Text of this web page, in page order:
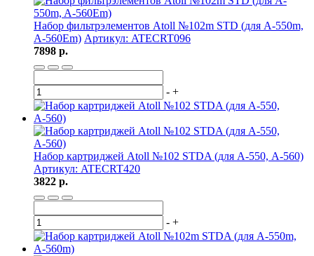
Набор фильтрэлементов Atoll №102m STD (для A-550m,
A-560Em) Артикул: ATECRT096
7898 р.
- +
Набор картриджей Atoll №102 STDA (для А-550, А-560)
Артикул: ATECRT420
3822 р.
- +